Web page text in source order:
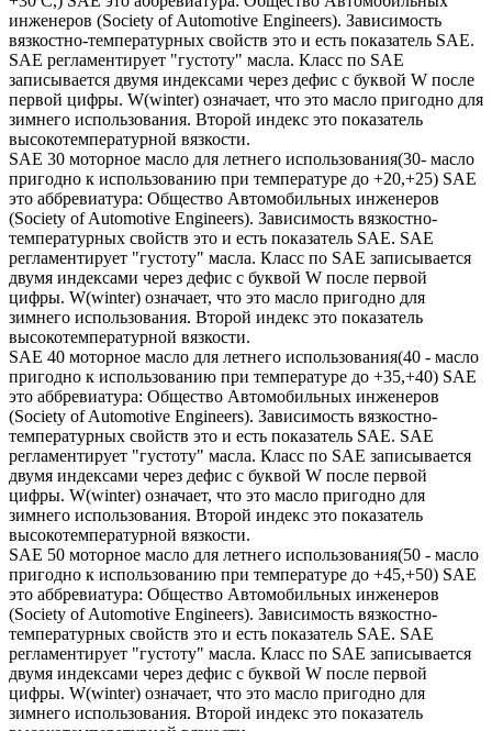
инженеров (Society of Automotive Engineers). Зависимость
вязкостно-температурных свойств это и есть показатель SAE.
SAE регламентирует "густоту" масла. Класс по SAE
записывается двумя индексами через дефис с буквой W после
первой цифры. W(winter) означает, что это масло пригодно для
зимнего использования. Второй индекс это показатель
высокотемпературной вязкости.
SAE 30 моторное масло для летнего использования(30- масло
пригодно к использованию при температуре до +20,+25) SAE
это аббревиатура: Общество Автомобильных инженеров
(Society of Automotive Engineers). Зависимость вязкостно-
температурных свойств это и есть показатель SAE. SAE
регламентирует "густоту" масла. Класс по SAE записывается
двумя индексами через дефис с буквой W после первой
цифры. W(winter) означает, что это масло пригодно для
зимнего использования. Второй индекс это показатель
высокотемпературной вязкости.
SAE 40 моторное масло для летнего использования(40 - масло
пригодно к использованию при температуре до +35,+40) SAE
это аббревиатура: Общество Автомобильных инженеров
(Society of Automotive Engineers). Зависимость вязкостно-
температурных свойств это и есть показатель SAE. SAE
регламентирует "густоту" масла. Класс по SAE записывается
двумя индексами через дефис с буквой W после первой
цифры. W(winter) означает, что это масло пригодно для
зимнего использования. Второй индекс это показатель
высокотемпературной вязкости.
SAE 50 моторное масло для летнего использования(50 - масло
пригодно к использованию при температуре до +45,+50) SAE
это аббревиатура: Общество Автомобильных инженеров
(Society of Automotive Engineers). Зависимость вязкостно-
температурных свойств это и есть показатель SAE. SAE
регламентирует "густоту" масла. Класс по SAE записывается
двумя индексами через дефис с буквой W после первой
цифры. W(winter) означает, что это масло пригодно для
зимнего использования. Второй индекс это показатель